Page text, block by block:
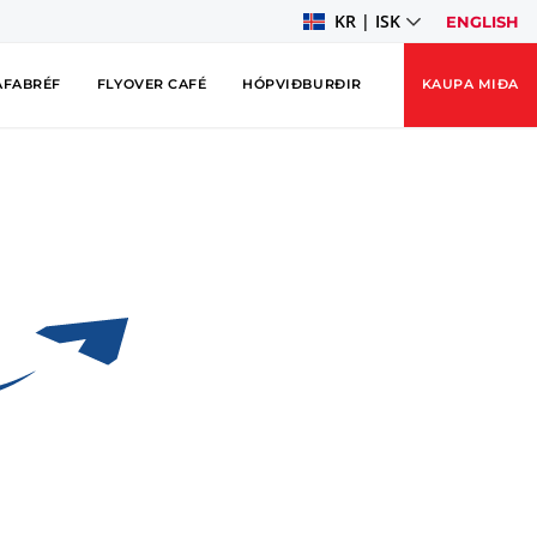
KR | ISK ENGLISH
FLYOVER CAFÉ HÓPVIÐBURÐIR KAUPA MIÐA